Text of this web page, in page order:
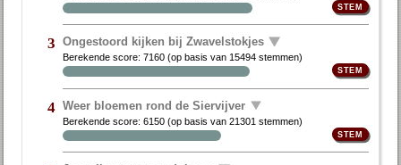
3 Ongestoord kijken bij Zwavelstokjes
Berekende score:7160 (op basis van 15494 stemmen)
4 Weer bloemen rond de Siervijver
Berekende score:6150 (op basis van21301 stemmen)